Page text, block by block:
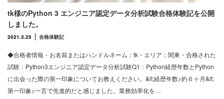
tk様のPython 3 エンジニア認定データ分析試験合格体験記を公開
しました。
2021.3.25 合格体験記
◆合格者情報・お名前またはハンドルネーム：tk・エリア：関東・合格された
試験：Python3エンジニア認定データ分析試験Q1：Python経歴年数とPython
に出会った際の第一印象についてお教えください。&lt;経歴年数>約６ヶ月&lt;
第一印象>一言で先進的だと感じました。業務効率化を…